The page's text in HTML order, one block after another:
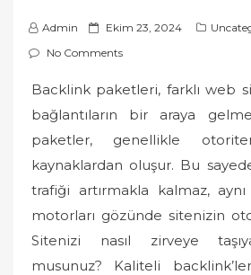
Admin
P
o
t
e
Ekim 23, 2024
No Comments
Backlink paketleri, farklı web
bağlantıların bir araya
paketler, genellikle
kaynaklardan oluşur. Bu
trafiği artırmakla kalmaz,
motorları gözünde sitenizin
Sitenizi nasıl zirveye
musunuz? Kaliteli